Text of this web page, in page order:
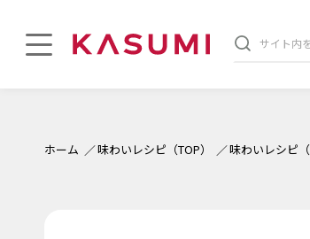
ホーム 味わいレシピ（TOP） 味わいレシピ（